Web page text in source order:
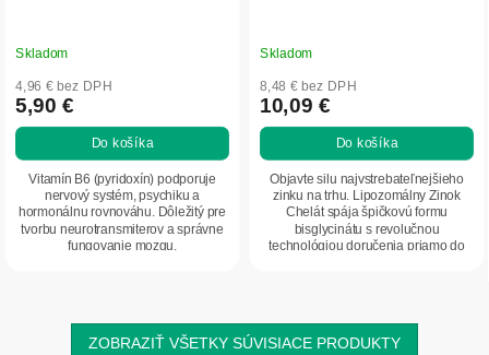
Skladom
4,96 € bez DPH
5,90 €
Do košíka
Vitamín B6 (pyridoxín) podporuje
nervový systém, psychiku a
hormonálnu rovnováhu. Dôležitý pre
tvorbu neurotransmiterov a správne
fungovanie mozgu.
Skladom
8,48 € bez DPH
10,09 €
Do košíka
Objavte silu najvstrebateľnejšieho
zinku na trhu. Lipozomálny Zinok
Chelát spája špičkovú formu
bisglycinátu s revolučnou
technológiou doručenia priamo do
ZOBRAZIŤ VŠETKY SÚVISIACE PRODUKTY